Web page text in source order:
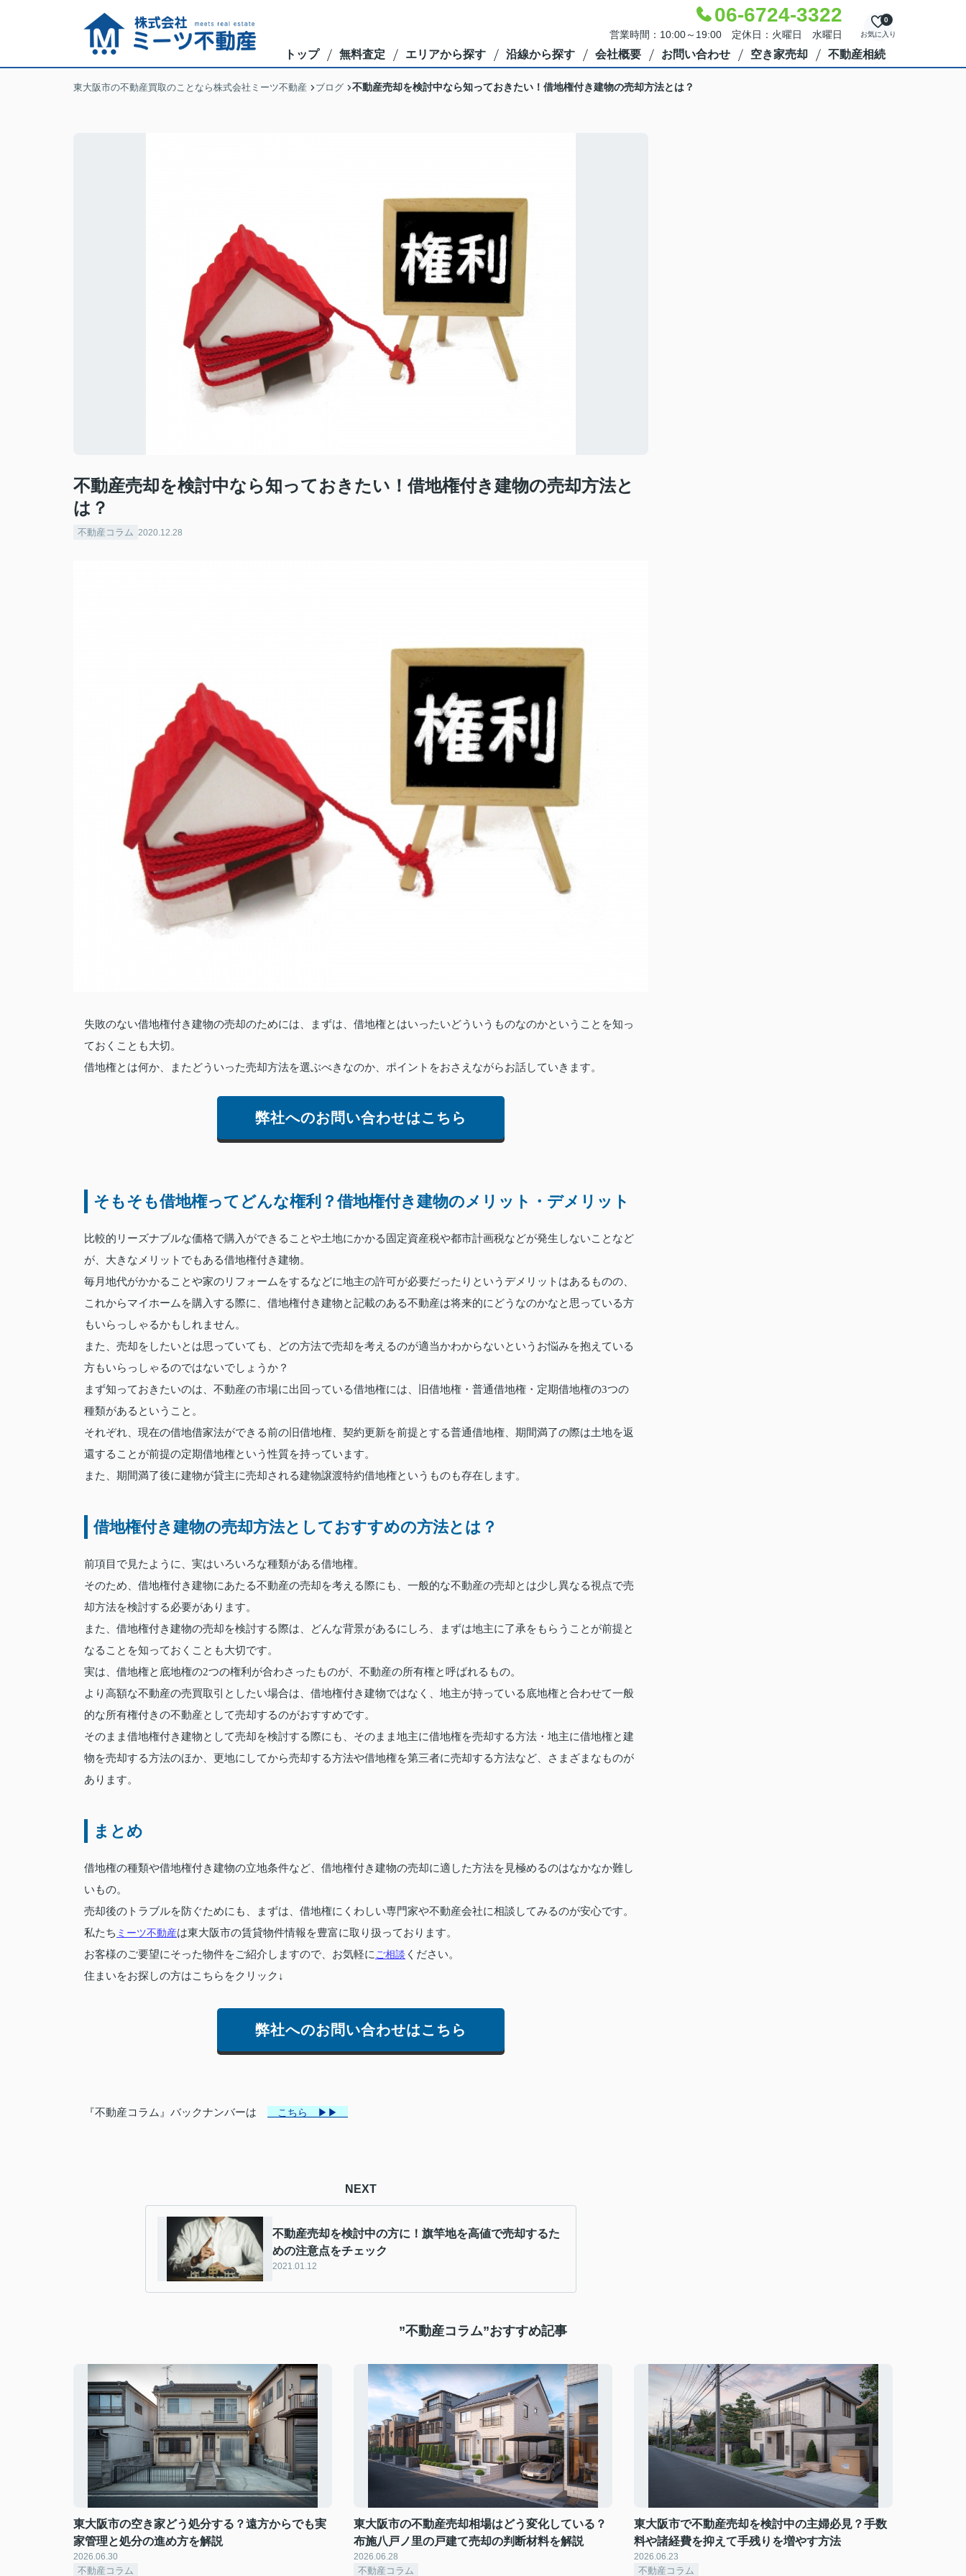
06-6724-3322
営業時間：10:00～19:00 定休日：火曜日 水曜日 お気に入り
0
トップ 無料査定 エリアから探す 沿線から探す 会社概要 お問い合わせ 空き家売却 不動産相続
東大阪市の不動産買取のことなら株式会社ミーツ不動産 ブログ 不動産売却を検討中なら知っておきたい！借地権付き建物の売却方法とは？
不動産売却を検討中なら知っておきたい！借地権付き建物の売却方法と
は？
不動産コラム 2020.12.28
失敗のない借地権付き建物の売却のためには、まずは、借地権とはいったいどういうものなのかということを知っ
ておくことも大切。
借地権とは何か、またどういった売却方法を選ぶべきなのか、ポイントをおさえながらお話していきます。
弊社へのお問い合わせはこちら
そもそも借地権ってどんな権利？借地権付き建物のメリット・デメリット
比較的リーズナブルな価格で購入ができることや土地にかかる固定資産税や都市計画税などが発生しないことなど
が、大きなメリットでもある借地権付き建物。
毎月地代がかかることや家のリフォームをするなどに地主の許可が必要だったりというデメリットはあるものの、
これからマイホームを購入する際に、借地権付き建物と記載のある不動産は将来的にどうなのかなと思っている方
もいらっしゃるかもしれません。
また、売却をしたいとは思っていても、どの方法で売却を考えるのが適当かわからないというお悩みを抱えている
方もいらっしゃるのではないでしょうか？
まず知っておきたいのは、不動産の市場に出回っている借地権には、旧借地権・普通借地権・定期借地権の3つの
種類があるということ。
それぞれ、現在の借地借家法ができる前の旧借地権、契約更新を前提とする普通借地権、期間満了の際は土地を返
還することが前提の定期借地権という性質を持っています。
また、期間満了後に建物が貸主に売却される建物譲渡特約借地権というものも存在します。
借地権付き建物の売却方法としておすすめの方法とは？
前項目で見たように、実はいろいろな種類がある借地権。
そのため、借地権付き建物にあたる不動産の売却を考える際にも、一般的な不動産の売却とは少し異なる視点で売
却方法を検討する必要があります。
また、借地権付き建物の売却を検討する際は、どんな背景があるにしろ、まずは地主に了承をもらうことが前提と
なることを知っておくことも大切です。
実は、借地権と底地権の2つの権利が合わさったものが、不動産の所有権と呼ばれるもの。
より高額な不動産の売買取引としたい場合は、借地権付き建物ではなく、地主が持っている底地権と合わせて一般
的な所有権付きの不動産として売却するのがおすすめです。
そのまま借地権付き建物として売却を検討する際にも、そのまま地主に借地権を売却する方法・地主に借地権と建
物を売却する方法のほか、更地にしてから売却する方法や借地権を第三者に売却する方法など、さまざまなものが
あります。
まとめ
借地権の種類や借地権付き建物の立地条件など、借地権付き建物の売却に適した方法を見極めるのはなかなか難し
いもの。
売却後のトラブルを防ぐためにも、まずは、借地権にくわしい専門家や不動産会社に相談してみるのが安心です。
私たち ミーツ不動産は東大阪市の賃貸物件情報を豊富に取り扱っております。
お客様のご要望にそった物件をご紹介しますので、お気軽に ご相談 ください。
住まいをお探しの方はこちらをクリック↓
弊社へのお問い合わせはこちら
『不動産コラム』バックナンバーは こちら ▶▶
NEXT
不動産売却を検討中の方に！旗竿地を高値で売却するた
めの注意点をチェック
2021.01.12
”不動産コラム”おすすめ記事
東大阪市の空き家どう処分する？遠方からでも実
家管理と処分の進め方を解説
2026.06.30
不動産コラム
東大阪市の不動産売却相場はどう変化している？
布施八戸ノ里の戸建て売却の判断材料を解説
2026.06.28
不動産コラム
東大阪市で不動産売却を検討中の主婦必見？手数
料や諸経費を抑えて手残りを増やす方法
2026.06.23
不動産コラム